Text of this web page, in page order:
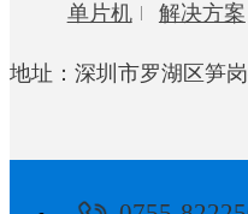
单片机 解决方案
地址：深圳市罗湖区笋